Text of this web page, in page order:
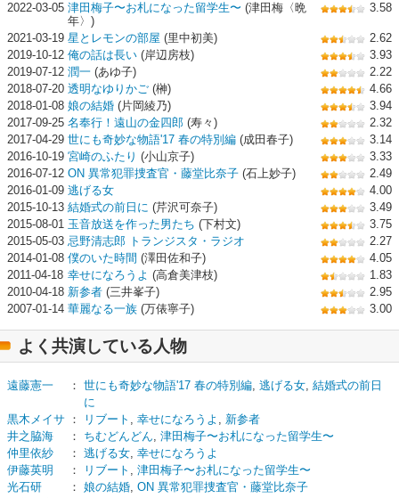
2022-03-05 津田梅子〜お札になった留学生〜 (津田梅〈晩
年〉)
3.58
2021-03-19 星とレモンの部屋 (里中初美)
2.62
2019-10-12 俺の話は長い (岸辺房枝)
3.93
2019-07-12 潤一 (あゆ子)
2.22
2018-07-20 透明なゆりかご (榊)
4.66
2018-01-08 娘の結婚 (片岡綾乃)
3.94
2017-09-25 名奉行！遠山の金四郎 (寿々)
2.32
2017-04-29 世にも奇妙な物語'17 春の特別編 (成田春子)
3.14
2016-10-19 宮崎のふたり (小山京子)
3.33
2016-07-12 ON 異常犯罪捜査官・藤堂比奈子 (石上妙子)
2.49
2016-01-09 逃げる女
4.00
2015-10-13 結婚式の前日に (芹沢可奈子)
3.49
2015-08-01 玉音放送を作った男たち (下村文)
3.75
2015-05-03 忌野清志郎 トランジスタ・ラジオ
2.27
2014-01-08 僕のいた時間 (澤田佐和子)
4.05
2011-04-18 幸せになろうよ (高倉美津枝)
1.83
2010-04-18 新参者 (三井峯子)
2.95
2007-01-14 華麗なる一族 (万俵寧子) 3.00
よく共演している人物
遠藤憲一 ： 世にも奇妙な物語'17 春の特別編, 逃げる女, 結婚式の前日
に
黒木メイサ ： リブート , 幸せになろうよ , 新参者
井之脇海
： ちむどんどん, 津田梅子〜お札になった留学生〜
仲里依紗
： 逃げる女, 幸せになろうよ
伊藤英明
： リブート , 津田梅子〜お札になった留学生〜
光石研
： 娘の結婚, ON 異常犯罪捜査官・藤堂比奈子